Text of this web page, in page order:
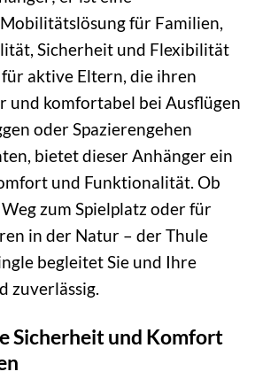
für Familien,
Sicherheit und Flexibilität
aktive Eltern, die ihren
und komfortabel bei Ausflügen
oder Spazierengehen
bietet dieser Anhänger ein
und Funktionalität. Ob
zum Spielplatz oder für
in der Natur – der Thule
begleitet Sie und Ihre
zuverlässig.
Sicherheit und Komfort